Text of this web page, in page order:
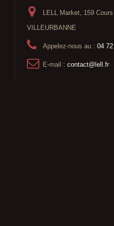
LELL Market, 159
VILLEURBANNE
Appelez-nous au : 04
E-mail : contact@lell.fr